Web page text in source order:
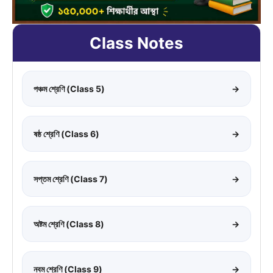
Class Notes
পঞ্চম শ্রেণি (Class 5) →
ষষ্ঠ শ্রেণি (Class 6) →
সপ্তম শ্রেণি (Class 7) →
অষ্টম শ্রেণি (Class 8) →
নবম শ্রেণি (Class 9) →